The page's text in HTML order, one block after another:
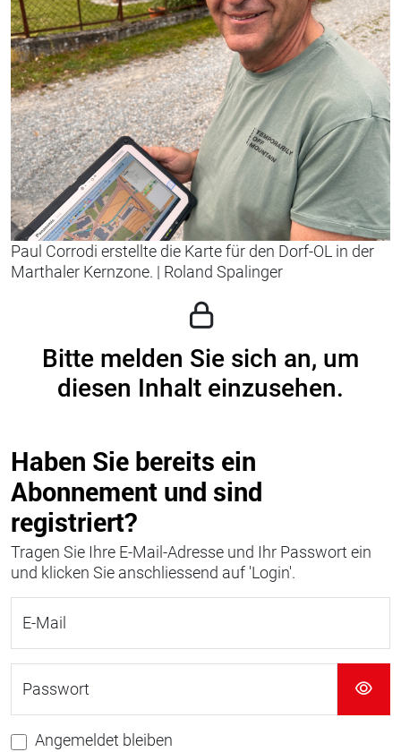
Paul Corrodi erstellte die Karte für den Dorf-OL in der
Marthaler Kernzone. | Roland Spalinger
Bitte melden Sie sich an, um
diesen Inhalt einzusehen.
Haben Sie bereits ein
Abonnement und sind
registriert?
Tragen Sie Ihre E-Mail-Adresse und Ihr Passwort ein
und klicken Sie anschliessend auf 'Login'.
E-Mail
Passwort
Angemeldet bleiben